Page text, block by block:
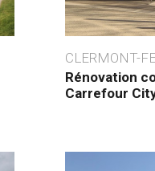
CLERMONT-
Rénovation
Carrefour